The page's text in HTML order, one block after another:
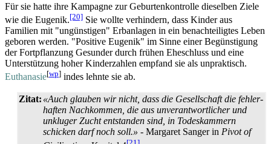
Für sie hatte ihre Kampagne zur Geburten­kontrolle dieselben Ziele
wie die Eugenik.[20] Sie wollte verhindern, dass Kinder aus
Familien mit "ungünstigen" Erbanlagen in ein benachteiligtes Leben
geboren werden. "Positive Eugenik" im Sinne einer Begünstigung
der Fortpflanzung Gesunder durch frühen Eheschluss und eine
Unterstützung hoher Kinder­zahlen empfand sie als unpraktisch.
Euthanasie[wp] indes lehnte sie ab.
Zitat: «Auch glauben wir nicht, dass die Gesellschaft die fehler­
haften Nachkommen, die aus unverantwortlicher und
unkluger Zucht entstanden sind, in Todes­kammern
schicken darf noch soll.» - Margaret Sanger in Pivot of
[21]